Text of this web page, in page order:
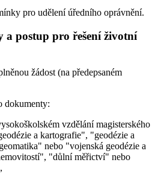
pro udělení úředního oprávnění.
a postup pro řešení životní
žádost (na předepsaném
dokumenty:
vzdělání magisterského
a kartografie", "geodézie a
nebo "vojenská geodézie a
"důlní měřictví" nebo